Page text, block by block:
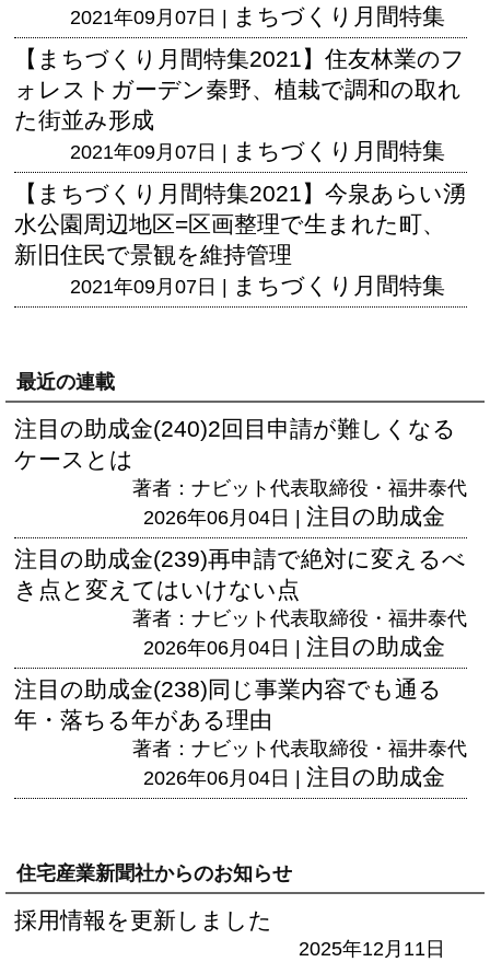
2021年09月07日 |
まちづくり月間特集
【まちづくり月間特集2021】住友林業のフ
ォレストガーデン秦野、植栽で調和の取れ
た街並み形成
2021年09月07日 |
まちづくり月間特集
【まちづくり月間特集2021】今泉あらい湧
水公園周辺地区=区画整理で生まれた町、
新旧住民で景観を維持管理
2021年09月07日 | まちづくり月間特集
最近の連載
注目の助成金(240)2回目申請が難しくなる
ケースとは
著者：ナビット代表取締役・福井泰代
2026年06月04日 | 注目の助成金
注目の助成金(239)再申請で絶対に変えるべ
き点と変えてはいけない点
著者：ナビット代表取締役・福井泰代
2026年06月04日 | 注目の助成金
注目の助成金(238)同じ事業内容でも通る
年・落ちる年がある理由
著者：ナビット代表取締役・福井泰代
2026年06月04日 | 注目の助成金
住宅産業新聞社からのお知らせ
採用情報を更新しました
2025年12月11日